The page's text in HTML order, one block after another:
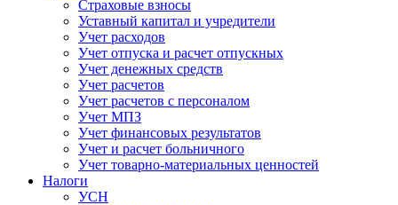
Страховые взносы
Уставный капитал и учредители
Учет расходов
Учет отпуска и расчет отпускных
Учет денежных средств
Учет расчетов
Учет расчетов с персоналом
Учет МПЗ
Учет финансовых результатов
Учет и расчет больничного
Учет товарно-материальных ценностей
Налоги
УСН